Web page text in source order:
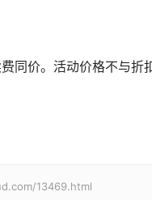
同价。活动价格不与折
13469.html